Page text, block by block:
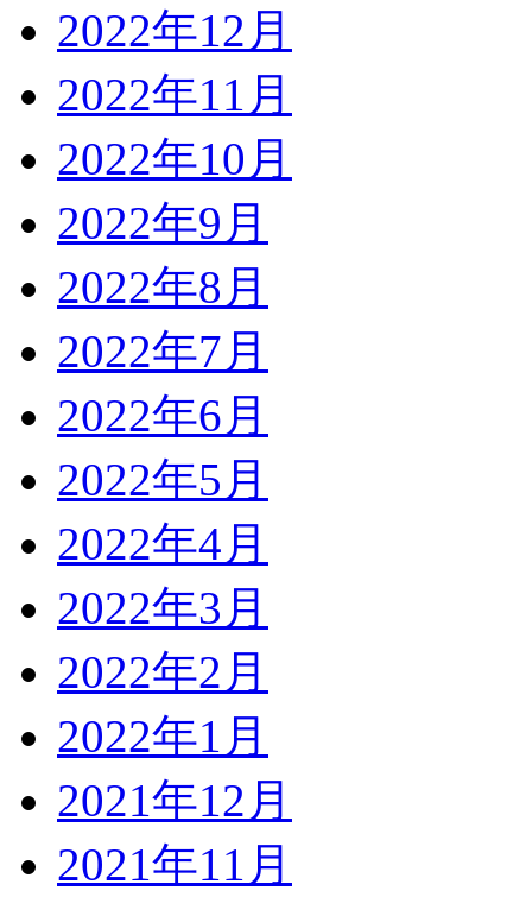
2022年12月
2022年11月
2022年10月
2022年9月
2022年8月
2022年7月
2022年6月
2022年5月
2022年4月
2022年3月
2022年2月
2022年1月
2021年12月
2021年11月